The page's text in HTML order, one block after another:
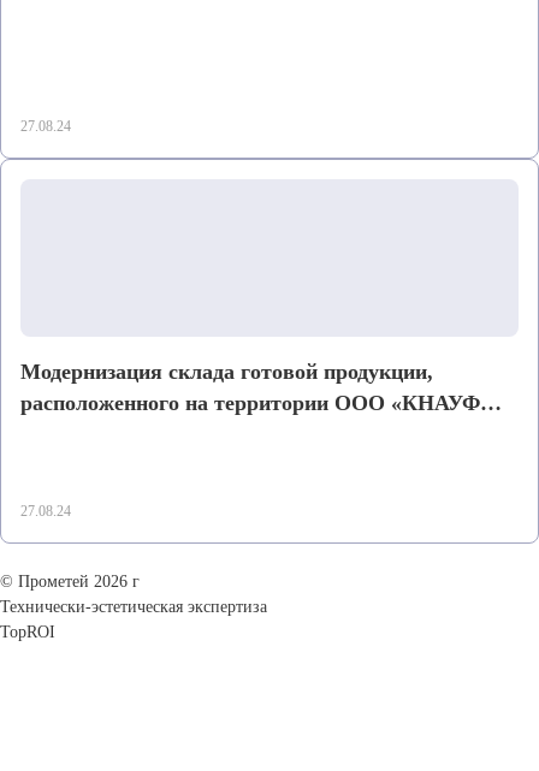
27.08.24
Модернизация склада готовой продукции,
расположенного на территории ООО «КНАУФ
27.08.24
© Прометей 2026 г
Технически-эстетическая экспертиза
TopROI